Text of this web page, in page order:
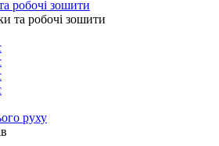
робочі зошити
та робочі зошити
руху